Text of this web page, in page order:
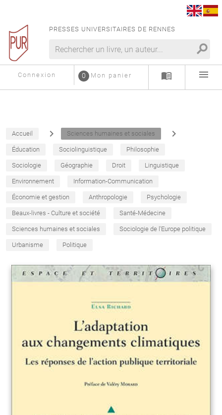
PRESSES UNIVERSITAIRES DE RENNES
search
Connexion Mon panier
0 menu_book menu
Accueil navigate_next Sciences humaines et sociales navigate_next
Éducation Sociolinguistique Philosophie
Sociologie Géographie Droit Linguistique
Environnement Information-Communication
Économie et gestion Anthropologie Psychologie
Beaux-livres - Culture et société Santé-Médecine
Sciences humaines et sociales Sociologie de l'Europe politique
Urbanisme Politique